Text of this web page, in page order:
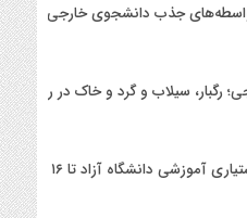
واسطه‌های جذب دانشجوی خارجی
رگبار، سیلاب و گرد و خاک در راه
ثبت‌نام هفتمین دوره طرح دستیاری آموزشی دانشگاه آزاد تا ۱۶